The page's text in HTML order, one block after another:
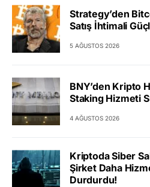
Strategy’den
Satış İhtimali
5 AĞUSTOS 2026
BNY’den Kripto
Staking Hizmeti
4 AĞUSTOS 2026
Kriptoda Siber
Şirket Daha
Durdurdu!